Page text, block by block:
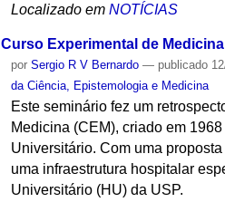
Localizado em NOTÍCIAS
Curso Experimental de
porSergio R V Bernardo — publicado
da Ciência, Epistemologia e Medicina
Este seminário fez um
Medicina (CEM), criado em
Universitário. Com uma
uma infraestrutura hospitalar
Universitário (HU) da USP.